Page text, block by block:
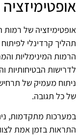
אופטימיזציה של
תהליך קרדינלי
הרמות המינימליות
לדרישות הבטיחותיות
ניתוח מעמיק של
של כל תגובה.
במערכות מתקדמות,
התראות בזמן אמת